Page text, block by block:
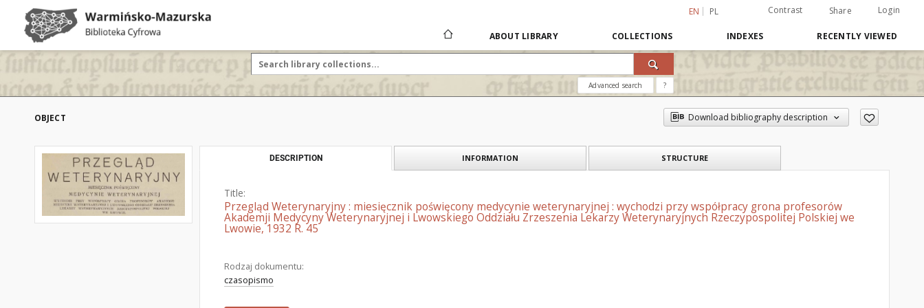
EN PL Contrast Share Login
ABOUT LIBRARY COLLECTIONS INDEXES RECENTLY VIEWED
Advanced search ?
OBJECT Download bibliography description
DESCRIPTION INFORMATION STRUCTURE
Title:
Przegląd Weterynaryjny : miesięcznik poświęcony medycynie weterynaryjnej : wychodzi przy współpracy grona profesorów
Akademji Medycyny Weterynaryjnej i Lwowskiego Oddziału Zrzeszenia Lekarzy Weterynaryjnych Rzeczypospolitej Polskiej we
Lwowie, 1932 R. 45
Rodzaj dokumentu:
czasopismo